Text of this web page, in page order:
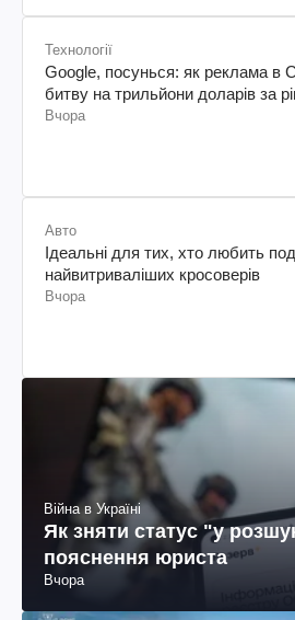
Технології
Google, посунься: як реклама в
битву на трильйони доларів за
Вчора
Авто
Ідеальні для тих, хто любить
найвитриваліших кросоверів
Вчора
Війна в Україні
Як зняти статус "у
пояснення юриста
Вчора